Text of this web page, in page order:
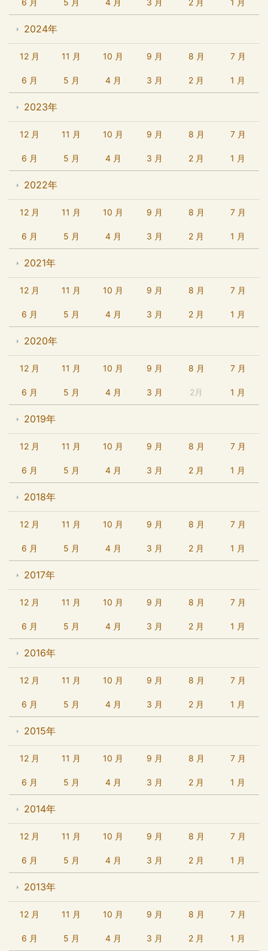
6 月 5 月 4 月 3 月 2 月 1 月
2024年
12 月 11 月 10 月 9 月 8 月 7 月
6 月 5 月 4 月 3 月 2 月 1 月
2023年
12 月 11 月 10 月 9 月 8 月 7 月
6 月 5 月 4 月 3 月 2 月 1 月
2022年
12 月 11 月 10 月 9 月 8 月 7 月
6 月 5 月 4 月 3 月 2 月 1 月
2021年
12 月 11 月 10 月 9 月 8 月 7 月
6 月 5 月 4 月 3 月 2 月 1 月
2020年
12 月 11 月 10 月 9 月 8 月 7 月
6 月 5 月 4 月 3 月 2月 1 月
2019年
12 月 11 月 10 月 9 月 8 月 7 月
6 月 5 月 4 月 3 月 2 月 1 月
2018年
12 月 11 月 10 月 9 月 8 月 7 月
6 月 5 月 4 月 3 月 2 月 1 月
2017年
12 月 11 月 10 月 9 月 8 月 7 月
6 月 5 月 4 月 3 月 2 月 1 月
2016年
12 月 11 月 10 月 9 月 8 月 7 月
6 月 5 月 4 月 3 月 2 月 1 月
2015年
12 月 11 月 10 月 9 月 8 月 7 月
6 月 5 月 4 月 3 月 2 月 1 月
2014年
12 月 11 月 10 月 9 月 8 月 7 月
6 月 5 月 4 月 3 月 2 月 1 月
2013年
12 月 11 月 10 月 9 月 8 月 7 月
6 月 5 月 4 月 3 月 2 月 1 月